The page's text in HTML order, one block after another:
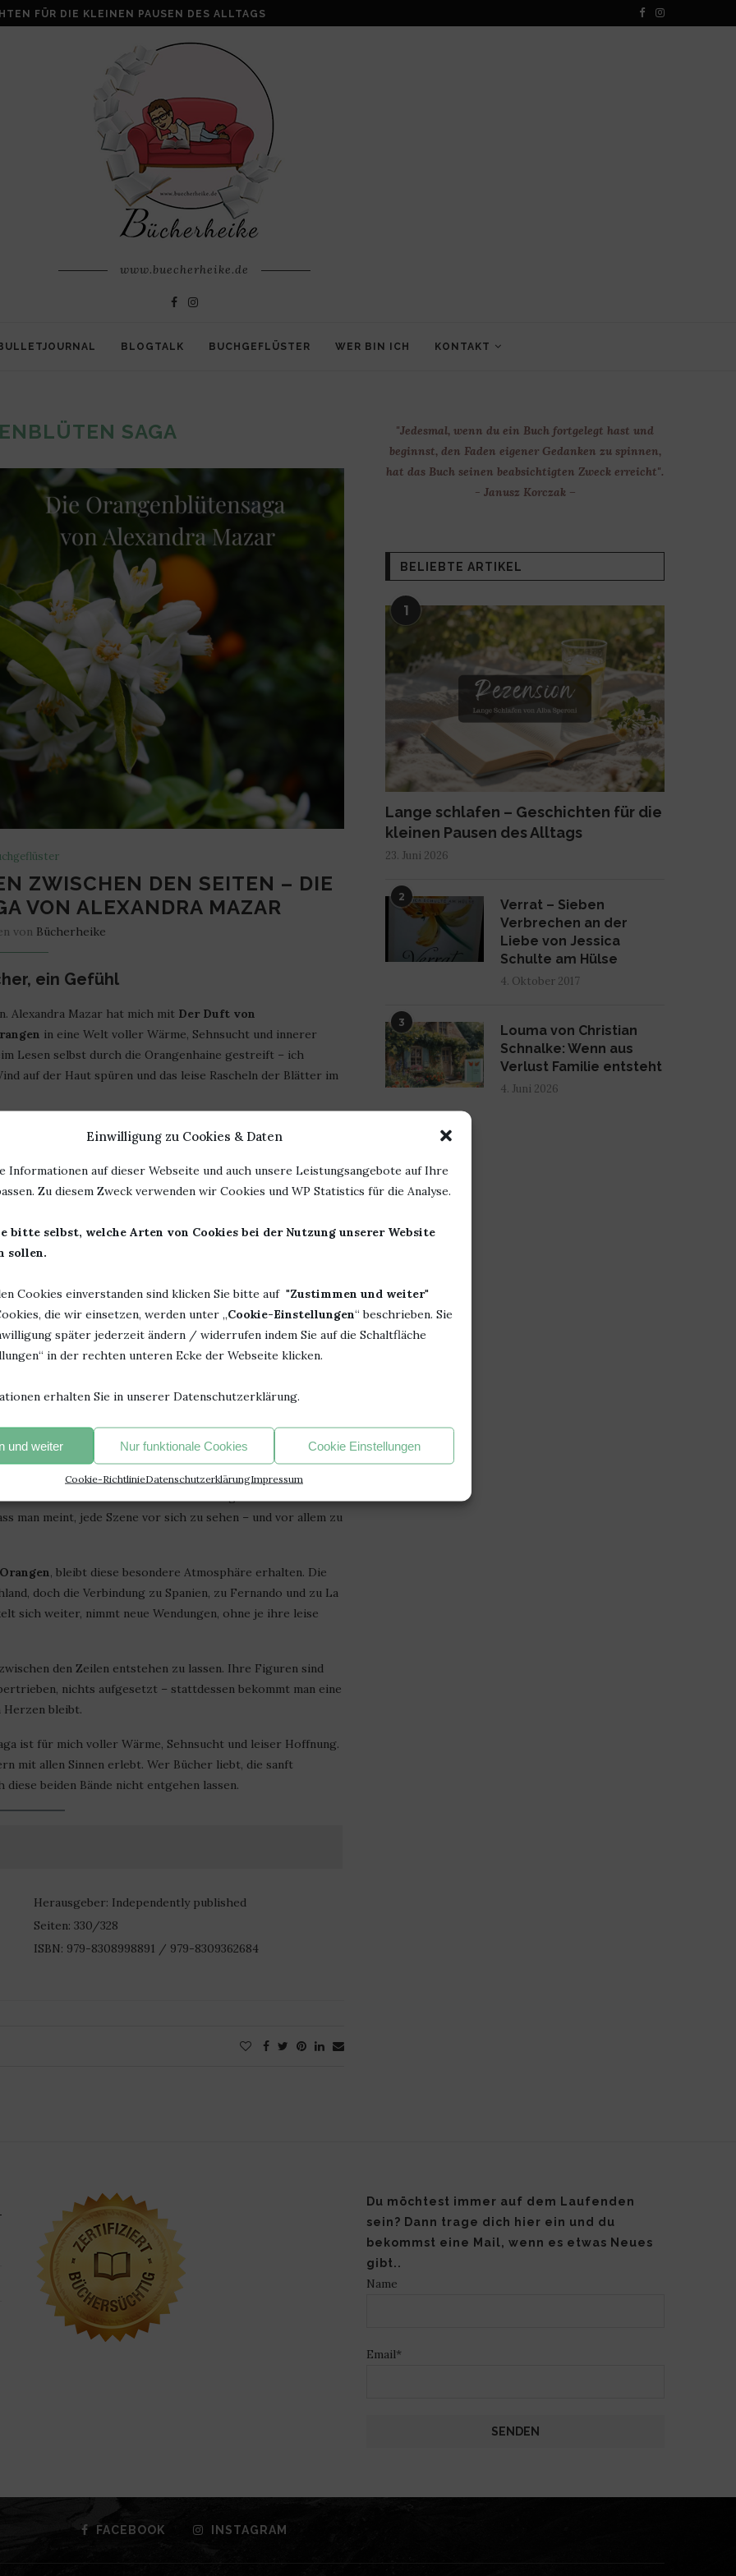
Einwilligung zu Cookies & Daten
Informationen auf dieser Webseite und auch unsere Leistungsangebote auf Ihre
Zu diesem Zweck verwenden wir Cookies und WP Statistics für die Analyse.
bitte selbst, welche Arten von Cookies bei der Nutzung unserer Website
sollen.
Cookies einverstanden sind klicken Sie bitte auf "Zustimmen und weiter"
die wir einsetzen, werden unter „Cookie-Einstellungen“ beschrieben. Sie
später jederzeit ändern / widerrufen indem Sie auf die Schaltfläche
in der rechten unteren Ecke der Webseite klicken.
erhalten Sie in unserer Datenschutzerklärung.
und weiter Nur funktionale Cookies Cookie Einstellungen
Cookie-RichtlinieDatenschutzerklärungImpressum
WENN AUS VERLUST FAMILIE ENTSTEHT
www.buecherheike.de
BLOGTALK BUCHGEFLÜSTER WER BIN ICH KONTAKT
SAGA
ZWISCHEN DEN SEITEN – DIE
VON ALEXANDRA MAZAR
von Bücherheike
ein Gefühl
Alexandra Mazar hat mich mit Der Duft von
in eine Welt voller Wärme, Sehnsucht und innerer
Lesen selbst durch die Orangenhaine gestreift – ich
auf der Haut spüren und das leise Rascheln der Blätter im
und tief berührend. Sie erzählen von Verlust und
davon, wie ein anderer Ort manchmal auch ein neuer
die Haut geht. Ihre Worte sind wie weicher Puderzucker
lange nach.
unterhalten, sondern tief berühren, der
Die Orangenblüten-Saga ist mehr als
– sie ist ein Gefühl.
man. Die Orangenblüten-Saga von Alexandra Mazar
nach wenigen Seiten hatte ich das Gefühl, selbst
Duft der Blüten einzuatmen und das leise Zirpen der
wie ein warmer Sommertag – leise, berührend und voller
deren Leben plötzlich aus den Fugen gerät. Was wie
zu sich selbst. Mit viel Feingefühl erzählt Alexandra
der Kraft des Loslassens und Neuanfangs. Und sie macht
man meint, jede Szene vor sich zu sehen – und vor allem zu
, bleibt diese besondere Atmosphäre erhalten. Die
doch die Verbindung zu Spanien, zu Fernando und zu La
sich weiter, nimmt neue Wendungen, ohne je ihre leise
den Zeilen entstehen zu lassen. Ihre Figuren sind
nichts aufgesetzt – stattdessen bekommt man eine
Herzen bleibt.
ist für mich voller Wärme, Sehnsucht und leiser Hoffnung.
mit allen Sinnen erlebt. Wer Bücher liebt, die sanft
beiden Bände nicht entgehen lassen.
Herausgeber: Independently published
Seiten: 330/328
ISBN: 979-8308998891 / 979-8309362684
"Jedesmal, wenn du ein Buch fortgelegt hast und
beginnst, den Faden eigener Gedanken zu spinnen,
hat das Buch seinen beabsichtigten Zweck erreicht".
- Janusz Korczak –
BELIEBTE ARTIKEL
1
Lange schlafen – Geschichten für die
kleinen Pausen des Alltags
23. Juni 2026
2
Verrat – Sieben
Verbrechen an der
Liebe von Jessica
Schulte am Hülse
4. Oktober 2017
3
Louma von Christian
Schnalke: Wenn aus
Verlust Familie entsteht
4. Juni 2026
Du möchtest immer auf dem Laufenden
sein? Dann trage dich hier ein und du
bekommst eine Mail, wenn es etwas Neues
gibt..
Name
Email*
FACEBOOK INSTAGRAM